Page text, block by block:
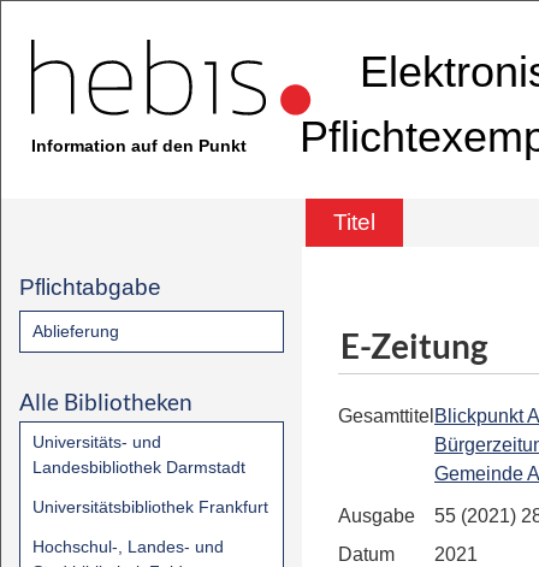
Information auf den Punkt
Titel
Pflichtabgabe
Ablieferung
Alle Bibliotheken
Universitäts- und
Landesbibliothek Darmstadt
Universitätsbibliothek Frankfurt
Hochschul-, Landes- und
E-Zeitung
Gesamttitel Blickpunkt
Gemeinde
Ausgabe
55 (2021)
Datum
2021